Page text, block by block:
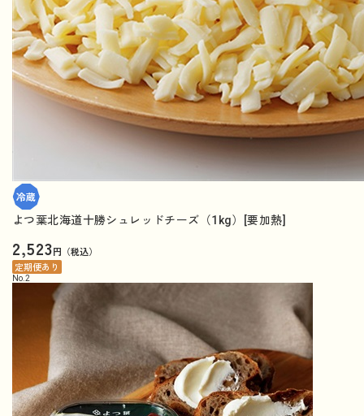
よつ葉北海道十勝シュレッドチーズ（1kg）[要加熱]
2,523円（税込）
定期便あり
No. 2